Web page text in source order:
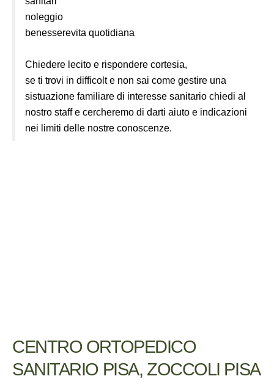
noleggio
benesserevita quotidiana
Chiedere lecito e rispondere cortesia,
se ti trovi in difficolt e non sai come gestire una
sistuazione familiare di interesse sanitario chiedi al
nostro staff e cercheremo di darti aiuto e indicazioni
nei limiti delle nostre conoscenze.
CENTRO ORTOPEDICO
SANITARIO PISA, ZOCCOLI PISA